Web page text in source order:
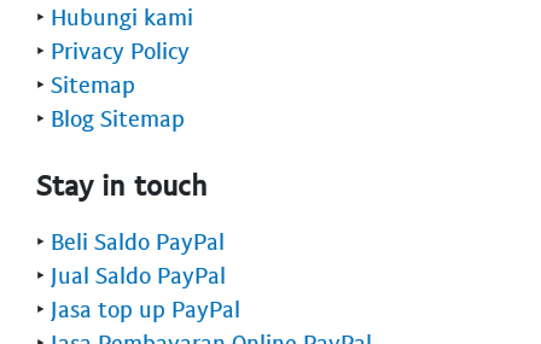
‣ Hubungi kami
‣ Privacy Policy
‣ Sitemap
‣ Blog Sitemap
Stay in touch
‣ Beli Saldo PayPal
‣ Jual Saldo PayPal
‣ Jasa top up PayPal